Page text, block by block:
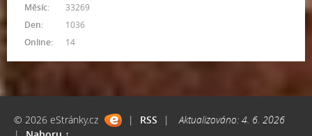
Online: 14
Měsíc:
33269
Den:
1036
© 2026 eStránky.cz | RSS |
Aktualizováno: 4. 6. 2026